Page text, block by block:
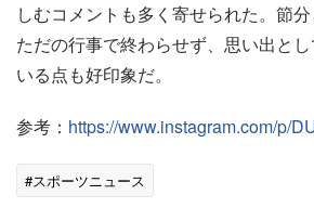
しむコメントも多く寄せられた。節分
ただの行事で終わらせず、思い出と
いる点も好印象だ。
参考： https://www.instagram.com/p/
#スポーツニュース